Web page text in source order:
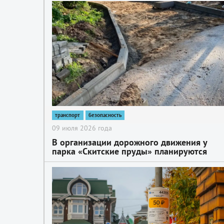
ограничено движение транспорта
2
транспорт безопасность
09 июля 2026 года
В организации дорожного движения у
парка «Скитские пруды» планируются
изменения